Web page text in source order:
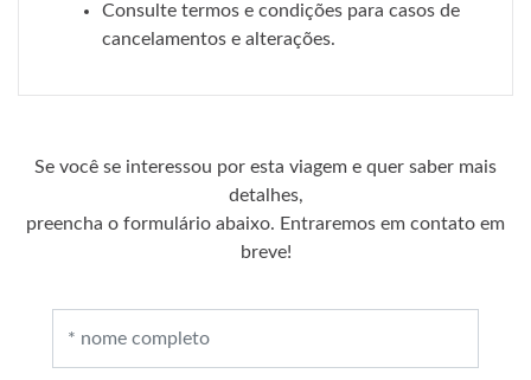
Consulte termos e condições para casos de
cancelamentos e alterações.
Se você se interessou por esta viagem e quer saber mais
detalhes,
preencha o formulário abaixo. Entraremos em contato em
breve!